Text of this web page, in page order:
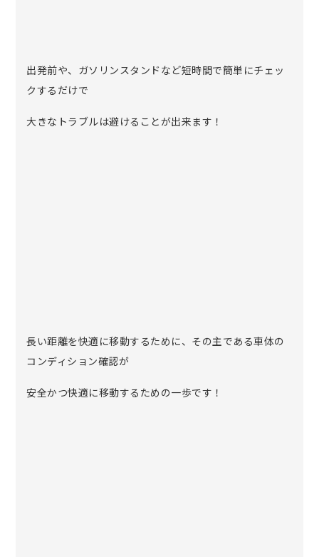
出発前や、ガソリンスタンドなど短時間で簡単にチェッ
クするだけで
大きなトラブルは避けることが出来ます！
長い距離を快適に移動するために、その主である車体の
コンディション確認が
安全かつ快適に移動するための一歩です！